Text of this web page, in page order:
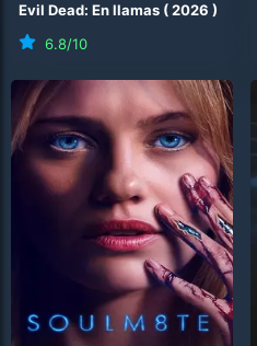
Evil Dead: En llamas (2026 )
6.8/10